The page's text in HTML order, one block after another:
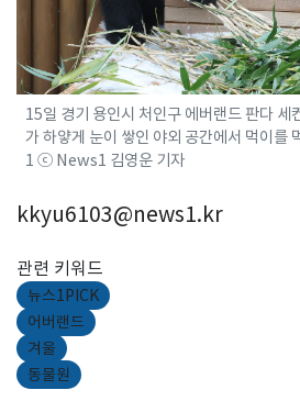
15일 경기 용인시 처인구 에버랜드 판다 세
가 하얗게 눈이 쌓인 야외 공간에서 먹이를
1 ⓒ News1 김영운 기자
kkyu6103@news1.kr
관련 키워드
뉴스1PICK
어버랜드
겨울
동물원